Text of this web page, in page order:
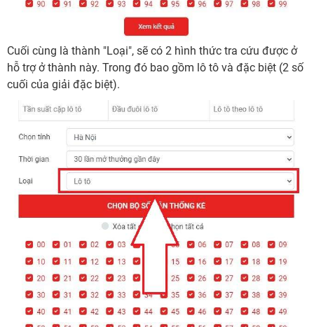
Cuối cùng là thành "Loại", sẽ có 2 hình thức tra cứu được ở
hỗ trợ ở thành này. Trong đó bao gồm lô tô và đặc biệt (2 số
cuối của giải đặc biệt).